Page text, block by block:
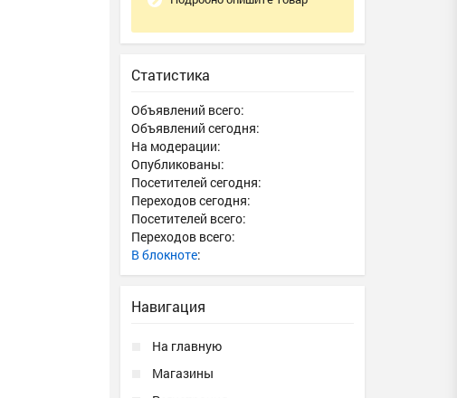
Статистика
Объявлений всего:
Объявлений сегодня:
На модерации:
Опубликованы:
Посетителей сегодня:
Переходов сегодня:
Посетителей всего:
Переходов всего:
В блокноте:
Навигация
На главную
Магазины